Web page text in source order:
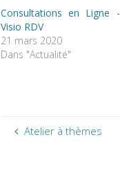
Consultations en Ligne -
Visio RDV
21 mars 2020
Dans "Actualité"
Atelier à thèmes